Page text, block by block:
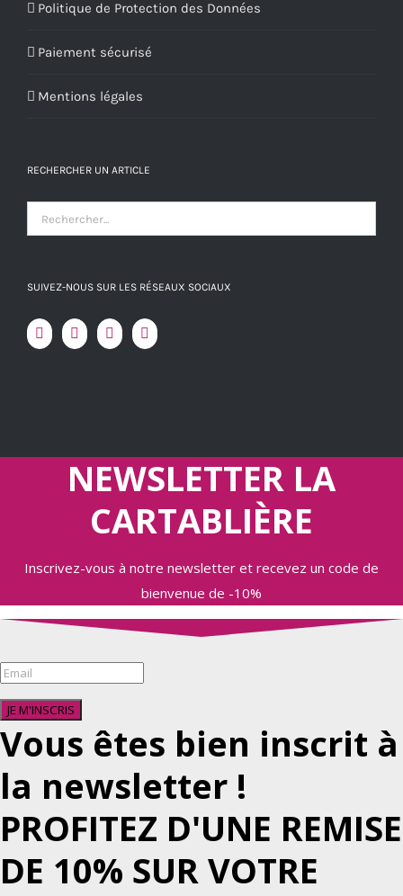
Politique de Protection des Données
Paiement sécurisé
Mentions légales
RECHERCHER UN ARTICLE
SUIVEZ-NOUS SUR LES RÉSEAUX SOCIAUX
NEWSLETTER LA
CARTABLIÈRE
Inscrivez-vous à notre newsletter et recevez un code de
bienvenue de -10%
JE M'INSCRIS
Vous êtes bien inscrit à
la newsletter !
PROFITEZ D'UNE REMISE
DE 10% SUR VOTRE